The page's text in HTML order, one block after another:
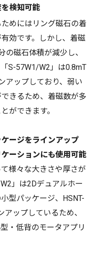
検知可能
めにはリング磁石の着
効です。しかし、着磁
磁石体積が減少し、
S-57W1/W2」は0.8mT
アップしており、弱い
きるため、着磁数が多
ができます。
ケージをラインアップ
ーションにも使用可能
様々な大きさや厚さが
」は2Dデュアルホー
型パッケージ、HSNT-
ップしているため、
・低背のモータアプリ